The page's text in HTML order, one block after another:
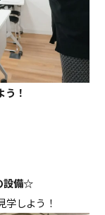
う！
設備☆
学しよう！